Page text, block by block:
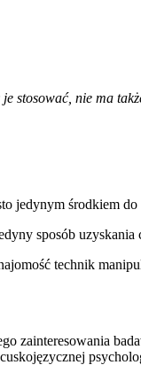
nie ma
jedynym środkiem
sposób
technik
zainteresowania